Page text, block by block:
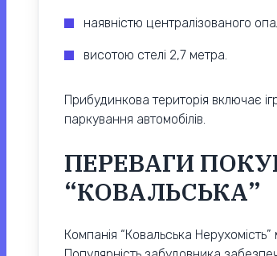
наявністю централізованого
висотою стелі 2,7 метра.
Прибудинкова територія включає
паркування автомобілів.
ПЕРЕВАГИ
“КОВАЛЬСЬКА”
Компанія “Ковальська Нерухомість”